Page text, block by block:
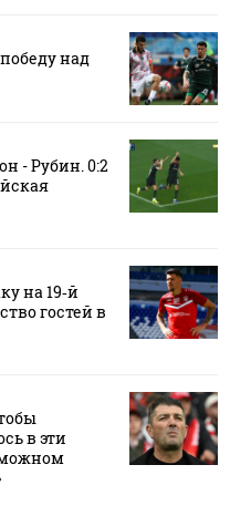
над
- Рубин. 0:2
на 19‑й
гостей в
в эти